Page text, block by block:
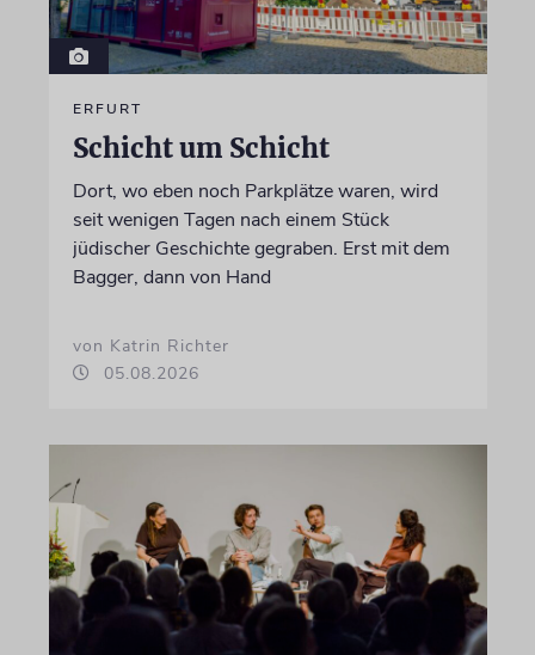
ERFURT
Schicht um Schicht
Dort, wo eben noch Parkplätze waren, wird
seit wenigen Tagen nach einem Stück
jüdischer Geschichte gegraben. Erst mit dem
Bagger, dann von Hand
von Katrin Richter
05.08.2026